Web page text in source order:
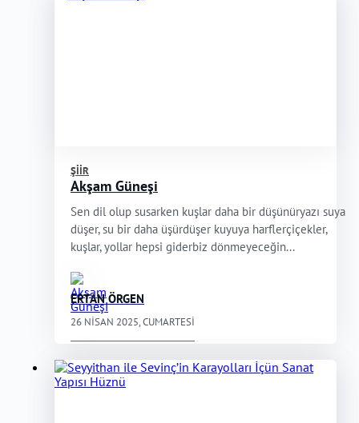
ŞIIR
Akşam Güneşi
Sen dil olup susarken kuşlar daha bir düşünüryazı suya
düşer, su bir daha üşürdüşer kuyuya harflerçiçekler,
kuşlar, yollar hepsi giderbiz dönmeyeceğin...
ERTAN ÖRGEN
26 NISAN 2025, CUMARTESI